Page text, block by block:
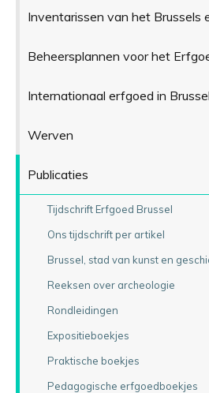
Inventarissen van het Brussels
Beheersplannen voor het
Internationaal erfgoed in Brussel
Werven
Publicaties
Tijdschrift Erfgoed Brussel
Ons tijdschrift per artikel
Brussel, stad van kunst en
Reeksen over archeologie
Rondleidingen
Expositieboekjes
Praktische boekjes
Pedagogische erfgoedboekjes